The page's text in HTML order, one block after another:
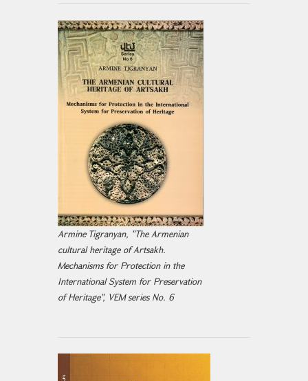
Armine Tigranyan, "The Armenian
cultural heritage of Artsakh.
Mechanisms for Protection in the
International System for Preservation
of Heritage", VEM series No. 6